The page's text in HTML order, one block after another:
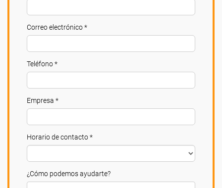
Correo electrónico *
Teléfono *
Empresa *
Horario de contacto *
¿Cómo podemos ayudarte?